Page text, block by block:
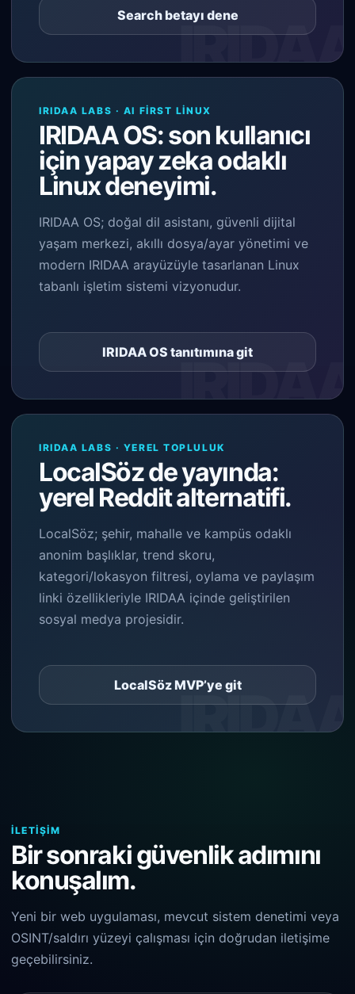
Search betayı dene
IRIDAA LABS · AI FIRST LINUX
IRIDAA OS: son kullanıcı
için yapay zeka odaklı
Linux deneyimi.
IRIDAA OS; doğal dil asistanı, güvenli dijital
yaşam merkezi, akıllı dosya/ayar yönetimi ve
modern IRIDAA arayüzüyle tasarlanan Linux
tabanlı işletim sistemi vizyonudur.
IRIDAA OS tanıtımına git
IRIDAA LABS · YEREL TOPLULUK
LocalSöz de yayında:
yerel Reddit alternatifi.
LocalSöz; şehir, mahalle ve kampüs odaklı
anonim başlıklar, trend skoru,
kategori/lokasyon filtresi, oylama ve paylaşım
linki özellikleriyle IRIDAA içinde geliştirilen
sosyal medya projesidir.
LocalSöz MVP’ye git
İLETIŞIM
Bir sonraki güvenlik adımını
konuşalım.
Yeni bir web uygulaması, mevcut sistem denetimi veya
OSINT/saldırı yüzeyi çalışması için doğrudan iletişime
geçebilirsiniz.